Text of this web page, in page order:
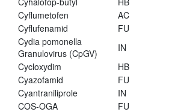
Cyflumetofen
AC
Cyflufenamid
FU
Cydia pomonella
Granulovirus (CpGV)
IN
Cycloxydim
HB
Cyazofamid
FU
Cyantraniliprole
IN
COS-OGA
FU